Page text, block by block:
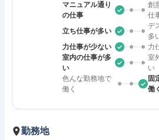
マニュアル通り
の仕事
創
仕
立ち仕事が多い
デ
多
力仕事が少ない
力
室内の仕事が多
い
室
い
色んな勤務地で
働く
固
働
勤務地